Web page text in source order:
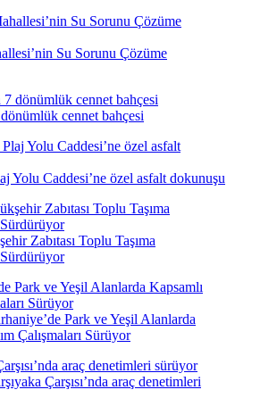
Su Sorunu Çözüme
cennet bahçesi
Yolu Caddesi’ne özel asfalt dokunuşu
Zabıtası Toplu Taşıma
Park ve Yeşil Alanlarda
Çalışmaları Sürüyor
Çarşısı’nda araç denetimleri